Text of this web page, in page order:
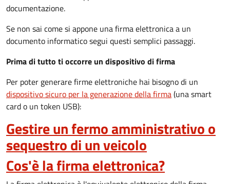
documentazione.
Se non sai come si appone una firma elettronica a un
documento informatico segui questi semplici passaggi.
Prima di tutto ti occorre un dispositivo di firma
Per poter generare firme elettroniche hai bisogno di un
dispositivo sicuro per la generazione della firma(una smart
card o un token USB):
Gestire un fermo amministrativo o
sequestro di un veicolo
Cos'è la firma elettronica?